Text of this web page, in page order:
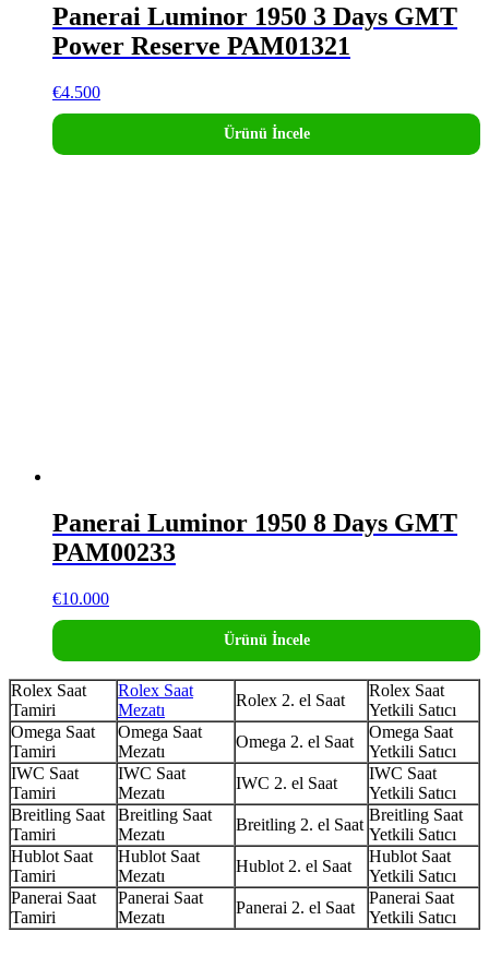
Panerai Luminor 1950 3 Days GMT
Power Reserve PAM01321
€4.500
Ürünü İncele
Panerai Luminor 1950 8 Days GMT
PAM00233
€10.000
Ürünü İncele
Rolex Saat
Tamiri
Rolex Saat
Mezatı
Rolex 2. el Saat
Rolex Saat
Yetkili Satıcı
Omega Saat
Tamiri
Omega Saat
Mezatı
Omega 2. el Saat
Omega Saat
Yetkili Satıcı
IWC Saat
Tamiri
IWC Saat
Mezatı
IWC 2. el Saat
IWC Saat
Yetkili Satıcı
Breitling Saat
Tamiri
Breitling Saat
Mezatı
Breitling 2. el Saat
Breitling Saat
Yetkili Satıcı
Hublot Saat
Tamiri
Hublot Saat
Mezatı
Hublot 2. el Saat
Hublot Saat
Yetkili Satıcı
Panerai Saat
Tamiri
Panerai Saat
Mezatı
Panerai 2. el Saat
Panerai Saat
Yetkili Satıcı